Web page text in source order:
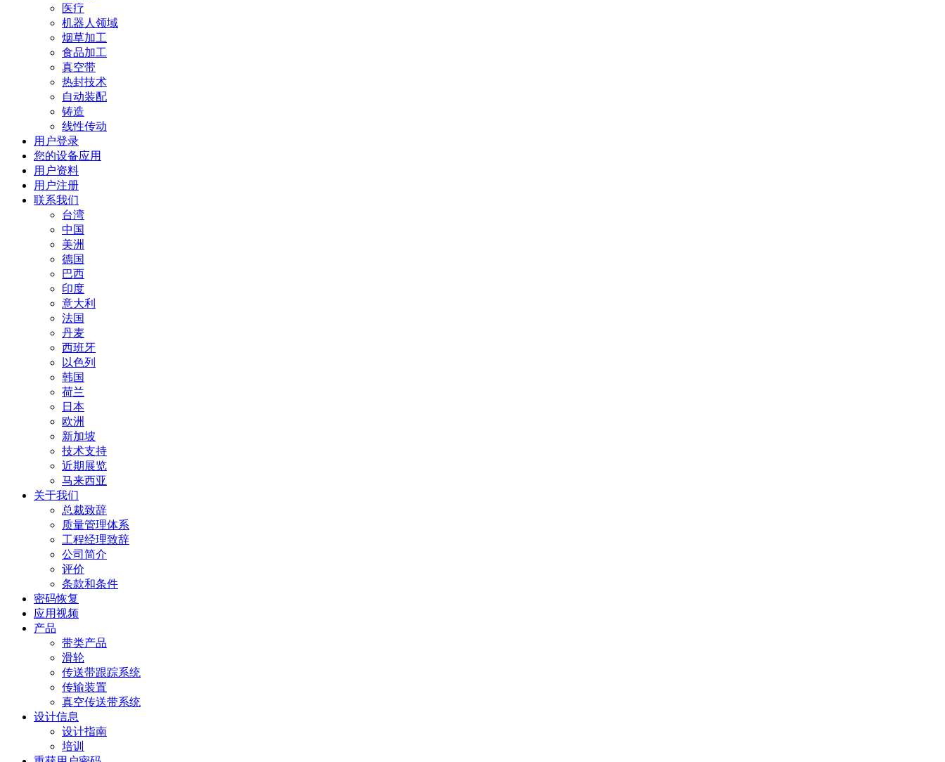
医疗
机器人领域
烟草加工
食品加工
真空带
热封技术
自动装配
铸造
线性传动
用户登录
您的设备应用
用户资料
用户注册
联系我们
台湾
中国
美洲
德国
巴西
印度
意大利
法国
丹麦
西班牙
以色列
韩国
荷兰
日本
欧洲
新加坡
技术支持
近期展览
马来西亚
关于我们
总裁致辞
质量管理体系
工程经理致辞
公司简介
评价
条款和条件
密码恢复
应用视频
产品
带类产品
滑轮
传送带跟踪系统
传输装置
真空传送带系统
设计信息
设计指南
培训